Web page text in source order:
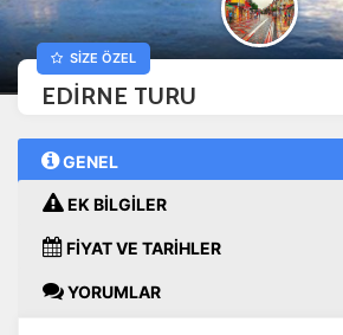
SİZE ÖZEL
EDİRNE TURU
GENEL
EK BİLGİLER
FİYAT VE TARİHLER
YORUMLAR